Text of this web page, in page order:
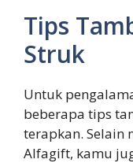
Tips
Struk
Untuk
beberapa tips
terapkan. Selain
Alfagift, kamu